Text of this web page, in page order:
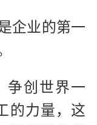
企业的第一
争创世界一
的力量，这